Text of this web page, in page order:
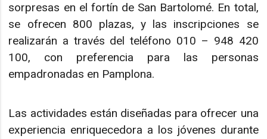
sorpresas en el fortín de San Bartolomé. En total,
se ofrecen 800 plazas, y las inscripciones se
realizarán a través del teléfono 010 – 948 420
100, con preferencia para las personas
empadronadas en Pamplona.
Las actividades están diseñadas para ofrecer una
experiencia enriquecedora a los jóvenes durante